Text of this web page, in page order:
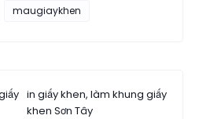
maugiaykhen
in giấy khen, làm khung giấy
khen Sơn Tây